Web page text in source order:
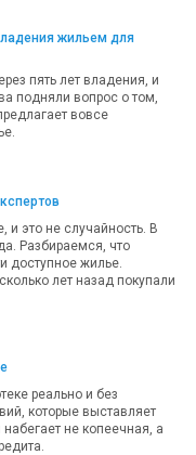
жильем для
пять лет владения, и
подняли вопрос о том,
вовсе
и это не случайность. В
Разбираемся, что
доступное жилье.
лет назад покупали
реально и без
которые выставляет
не копеечная, а